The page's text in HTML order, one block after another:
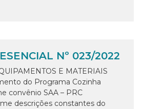
Nº 023/2022
E MATERIAIS
do Programa Cozinha
convênio SAA – PRC
descrições constantes do